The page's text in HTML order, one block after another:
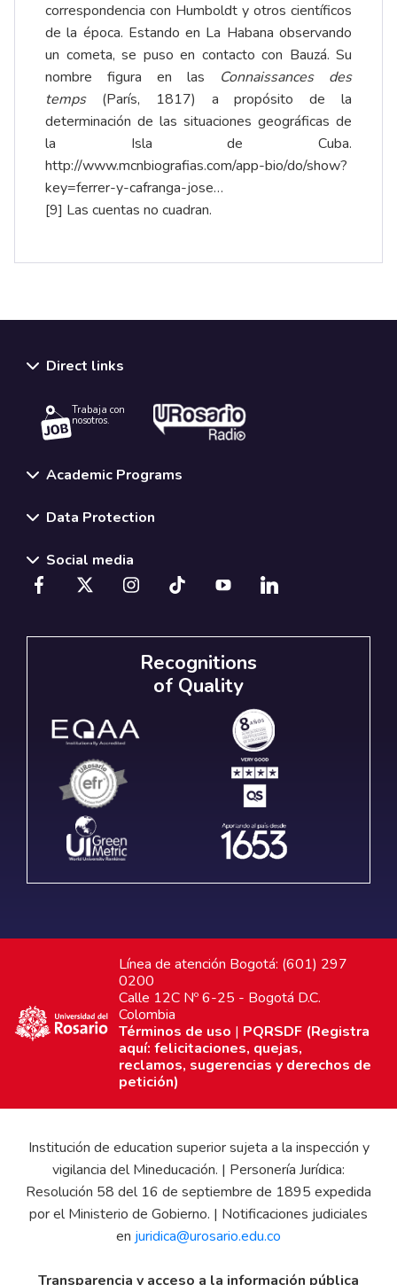
correspondencia con Humboldt y otros científicos
de la época. Estando en La Habana observando
un cometa, se puso en contacto con Bauzá. Su
nombre figura en las Connaissances des
temps(París, 1817) a propósito de la
determinación de las situaciones geográficas de
la Isla de Cuba.
http://www.mcnbiografias.com/app-bio/do/show?
key=ferrer-y-cafranga-jose…
[9] Las cuentas no cuadran.
Direct links
Trabaja con
nosotros.
Academic Programs
Data Protection
Social media
Recognitions
of Quality
Línea de atención Bogotá: (601) 297
0200
Calle 12C Nº 6-25 - Bogotá D.C.
Colombia
Términos de uso | PQRSDF (Registra
aquí: felicitaciones, quejas,
reclamos, sugerencias y derechos de
petición)
Institución de education superior sujeta a la inspección y
vigilancia del Mineducación. | Personería Jurídica:
Resolución 58 del 16 de septiembre de 1895 expedida
por el Ministerio de Gobierno. | Notificaciones judiciales
en juridica@urosario.edu.co
Transparencia y acceso a la información pública